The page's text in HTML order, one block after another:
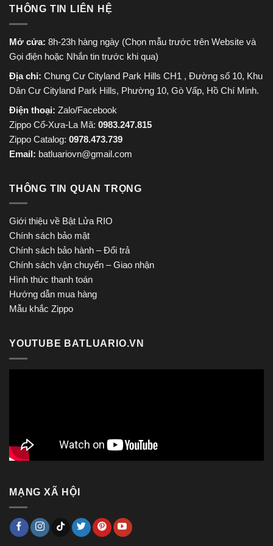
THÔNG TIN LIÊN HỆ
Mở cửa: 8h-23h hàng ngày (Chọn mẫu trước trên Website và
Gọi điện hoặc Nhắn tin trước khi qua)
Địa chỉ: Chung Cư Cityland Park Hills CH1 , Đường số 10, Khu
Dân Cư Cityland Park Hills, Phường 10, Gò Vấp, Hồ Chí Minh.
Điện thoại: Zalo/Facebook
Zippo Cổ-Xưa-La Mã: 0983.247.815
Zippo Catalog: 0978.473.739
Email: batluariovn@gmail.com
THÔNG TIN QUAN TRỌNG
Giới thiệu về Bật Lửa RIO
Chính sách bảo mật
Chính sách bảo hành – Đổi trả
Chính sách vận chuyển – Giao nhận
Hình thức thanh toán
Hướng dẫn mua hàng
Mẫu khắc Zippo
YOUTUBE BATLUARIO.VN
MẠNG XÃ HỘI